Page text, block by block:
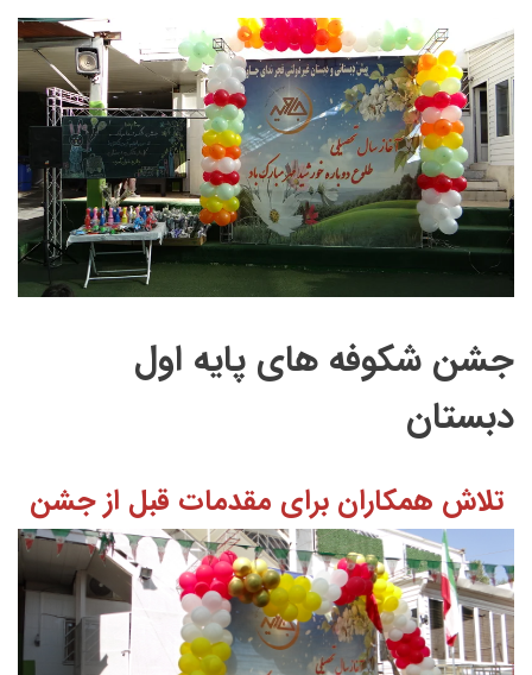
جشن شکوفه های پایه اول
دبستان
تلاش همکاران برای مقدمات قبل از جشن